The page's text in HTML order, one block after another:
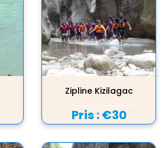
Zipline Kizilagac
Pris :€30